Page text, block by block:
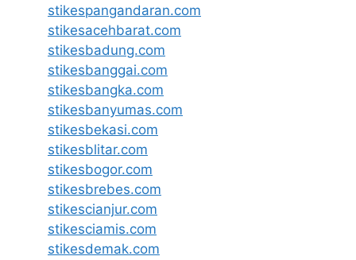
stikespangandaran.com
stikesacehbarat.com
stikesbadung.com
stikesbanggai.com
stikesbangka.com
stikesbanyumas.com
stikesbekasi.com
stikesblitar.com
stikesbogor.com
stikesbrebes.com
stikescianjur.com
stikesciamis.com
stikesdemak.com